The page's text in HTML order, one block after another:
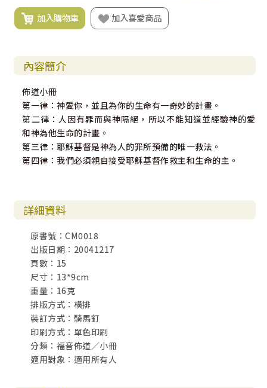
加入購物車 加入喜愛商品
內容簡介
佈道小冊
第一律：神愛你，並且為你的生命有一奇妙的計畫。
第二律：人因有罪而與神隔絕，所以不能知道並經驗神的愛
和神為他生命的計畫。
第三律：耶穌基督是神為人的罪所預備的唯一救法。
第四律：我們必須親自接受耶穌基督作救主和生命的主。
詳細資料
原書號：CM0018
出版日期：20041217
頁數：15
尺寸：13*9cm
重量：16克
排版方式：橫排
裝訂方式：騎馬釘
印刷方式：單色印刷
分類：福音佈道／小冊
適用對象：適用所有人